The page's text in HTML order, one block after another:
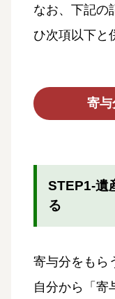
なお、下記の
ひ次項以下と
寄与
STEP1-遺
る
寄与分をもら
自分から「寄